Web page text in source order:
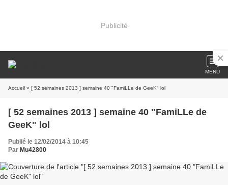
Publicité
MENU
Accueil » [ 52 semaines 2013 ] semaine 40 "FamiLLe de GeeK" lol
[ 52 semaines 2013 ] semaine 40 "FamiLLe de
GeeK" lol
Publié le 12/02/2014 à 10:45
Par Mu42800